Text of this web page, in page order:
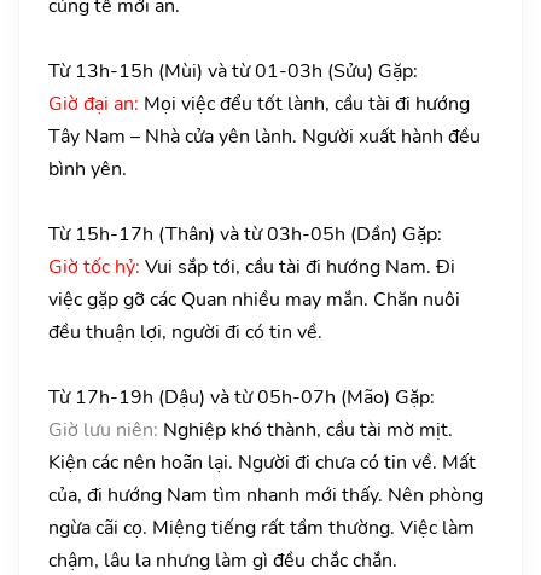
cúng tế mới an.
Từ 13h-15h (Mùi) và từ 01-03h (Sửu) Gặp:
Giờ đại an: Mọi việc đểu tốt lành, cầu tài đi hướng
Tây Nam – Nhà cửa yên lành. Người xuất hành đều
bình yên.
Từ 15h-17h (Thân) và từ 03h-05h (Dần) Gặp:
Giờ tốc hỷ: Vui sắp tới, cầu tài đi hướng Nam. Đi
việc gặp gỡ các Quan nhiều may mắn. Chăn nuôi
đều thuận lợi, người đi có tin về.
Từ 17h-19h (Dậu) và từ 05h-07h (Mão) Gặp:
Giờ lưu niên: Nghiệp khó thành, cầu tài mờ mịt.
Kiện các nên hoãn lại. Người đi chưa có tin về. Mất
của, đi hướng Nam tìm nhanh mới thấy. Nên phòng
ngừa cãi cọ. Miệng tiếng rất tầm thường. Việc làm
chậm, lâu la nhưng làm gì đều chắc chắn.